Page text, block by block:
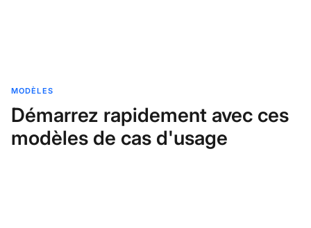
MODÈLES
Démarrez rapidement avec ces
modèles de cas d'usage